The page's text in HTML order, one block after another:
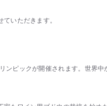
いただきます。
ンピックが開催されます。世界